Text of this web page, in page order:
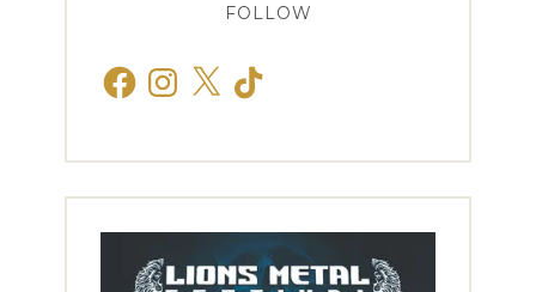
FOLLOW
FacebookInstagram
X TikTok